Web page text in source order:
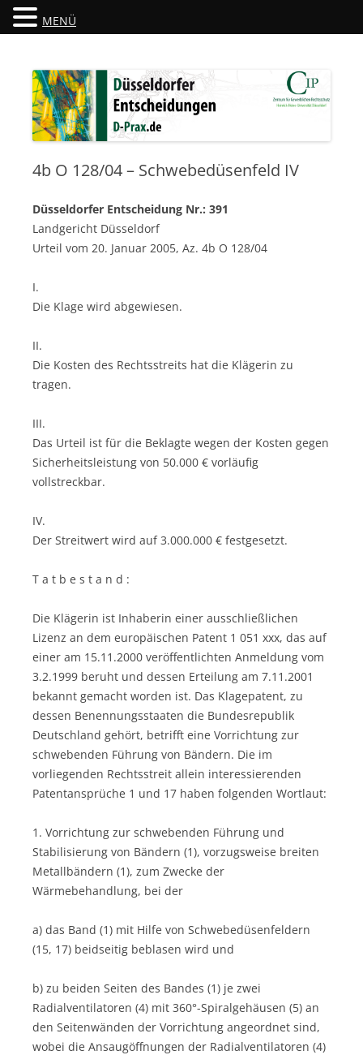
Düsseldorfer Entscheidungen
4b O 128/04 – Schwebedüsenfeld IV
Düsseldorfer Entscheidung Nr.: 391
Landgericht Düsseldorf
Urteil vom 20. Januar 2005, Az. 4b O 128/04
I.
Die Klage wird abgewiesen.
II.
Die Kosten des Rechtsstreits hat die Klägerin zu
tragen.
III.
Das Urteil ist für die Beklagte wegen der Kosten gegen
Sicherheitsleistung von 50.000 € vorläufig
vollstreckbar.
IV.
Der Streitwert wird auf 3.000.000 € festgesetzt.
T a t b e s t a n d :
Die Klägerin ist Inhaberin einer ausschließlichen
Lizenz an dem europäischen Patent 1 051 xxx, das auf
einer am 15.11.2000 veröffentlichten Anmeldung vom
3.2.1999 beruht und dessen Erteilung am 7.11.2001
bekannt gemacht worden ist. Das Klagepatent, zu
dessen Benennungsstaaten die Bundesrepublik
Deutschland gehört, betrifft eine Vorrichtung zur
schwebenden Führung von Bändern. Die im
vorliegenden Rechtsstreit allein interessierenden
Patentansprüche 1 und 17 haben folgenden Wortlaut:
1. Vorrichtung zur schwebenden Führung und
Stabilisierung von Bändern (1), vorzugsweise breiten
Metallbändern (1), zum Zwecke der
Wärmebehandlung, bei der
a) das Band (1) mit Hilfe von Schwebedüsenfeldern
(15, 17) beidseitig beblasen wird und
b) zu beiden Seiten des Bandes (1) je zwei
Radialventilatoren (4) mit 360°-Spiralgehäusen (5) an
den Seitenwänden der Vorrichtung angeordnet sind,
wobei die Ansaugöffnungen der Radialventilatoren (4)
MENÜ